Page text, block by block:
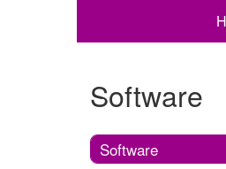
Software
Software